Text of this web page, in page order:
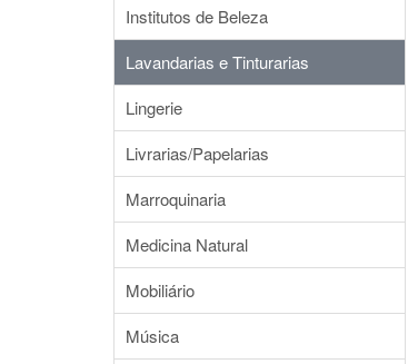
Institutos de Beleza
Lavandarias e Tinturarias
Lingerie
Livrarias/Papelarias
Marroquinaria
Medicina Natural
Mobiliário
Música